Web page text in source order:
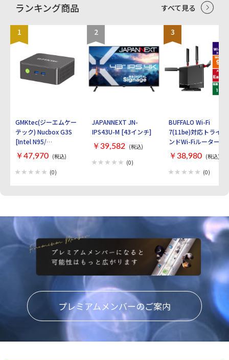
ランキング商品 すべて見る
1
GMKtec(ジーエムケー
テック) Nucbox G3S
[Intel N95/
RAM:16GB/
SSD:512GB/ Windows
11 Pro]
￥47,970 (税込)
(0)
2
JAPANNEXT JN-
IPS43U-M [43インチ]
￥39,582 (税込)
(0)
3
BUFFALO Wi-Fi
7(11be)対応トライバ
ンドWi-Fiルーター
AirStation
WXR9300BE6P [ブラ
ック]
￥38,980 (税込)
(0)
プレミアムメンバーのご案内